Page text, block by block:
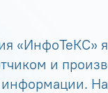
«ИнфоТеКС»
и